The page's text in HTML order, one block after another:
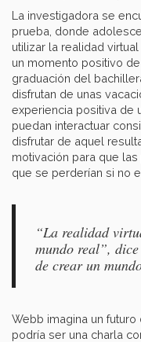
La investigadora se
prueba, donde
utilizar la realidad
un momento positivo
graduación del
disfrutan de unas
experiencia positiva de
puedan interactuar
disfrutar de aquel
motivación para que
que se perderían si no
“La realidad
mundo real”,
de crear un
Webb imagina un
podría ser una charla